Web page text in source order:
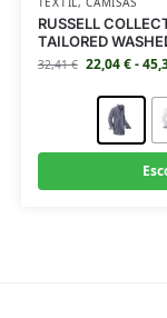
RUSSELL
TAILORED
32,41€ 22,04€-